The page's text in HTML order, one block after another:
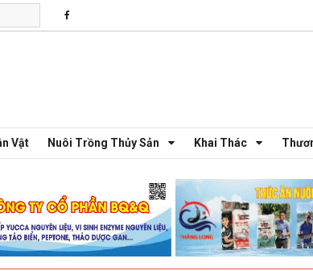
Vật Nuôi Trồng Thủy Sản Khai Thác